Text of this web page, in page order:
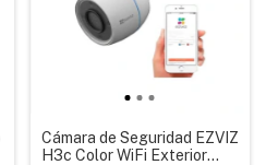
Cámara de Seguridad EZVIZ
H3c Color WiFi Exterior